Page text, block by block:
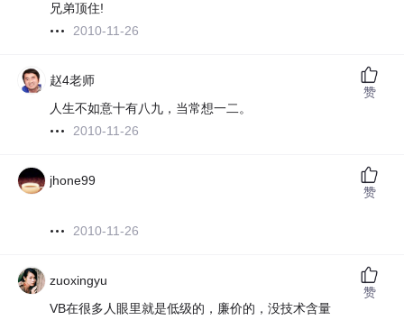
兄弟顶住!
2010-11-26
赵4老师
人生不如意十有八九，当常想一二。
2010-11-26
赞
jhone99
2010-11-26
赞
zuoxingyu
VB在很多人眼里就是低级的，廉价的，没技术含量
赞